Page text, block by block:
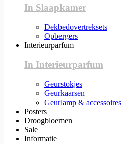
In Slaapkamer
Dekbedovertreksets
Opbergers
Interieurparfum
In Interieurparfum
Geurstokjes
Geurkaarsen
Geurlamp & accessoires
Posters
Droogbloemen
Sale
Informatie